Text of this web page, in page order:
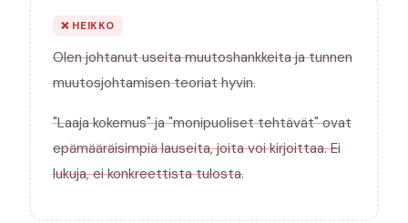
❌HEIKKO
Olen johtanut useita muutoshankkeita ja tunnen
muutosjohtamisen teoriat hyvin.
"Laaja kokemus" ja "monipuoliset tehtävät" ovat
epämääräisimpiä lauseita, joita voi kirjoittaa. Ei
lukuja, ei konkreettista tulosta.